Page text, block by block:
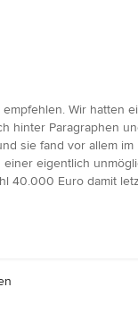
Wir
hinter Paragraphen
sie fand vor allem
eigentlich
40.000 Euro damit